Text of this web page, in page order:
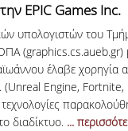
EPIC Games Inc.
υπολογιστών του
(graphics.cs.aueb.gr)
έλαβε χορηγία
(Unreal Engine, Fortnite,
διαδίκτυο. ...